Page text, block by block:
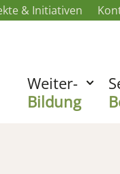
& Initiativen
Weiter-
Bildung